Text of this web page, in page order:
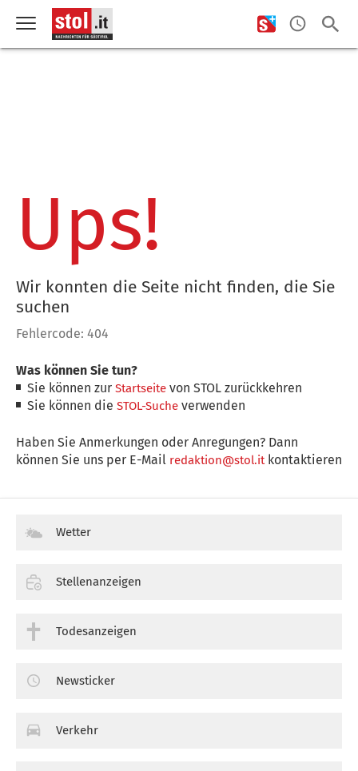
Ups!
Wir konnten die Seite nicht finden, die Sie
suchen
Fehlercode: 404
Was können Sie tun?
Sie können zurStartseite von STOL zurückkehren
Sie können dieSTOL-Suche verwenden
Haben Sie Anmerkungen oder Anregungen? Dann
können Sie uns per E-Mail redaktion@stol.itkontaktieren
Wetter
Stellenanzeigen
Todesanzeigen
Newsticker
Verkehr